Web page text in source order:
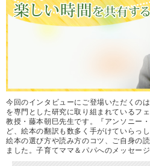
今回のインタビューにご登場いただくの
を専門とした研究に取り組まれているフ
教授・藤本朝巳先生です。『アンソニー
ど、絵本の翻訳も数多く手がけていらっ
絵本の選び方や読み方のコツ、ご自身の
ました。子育てママ＆パパへのメッセー